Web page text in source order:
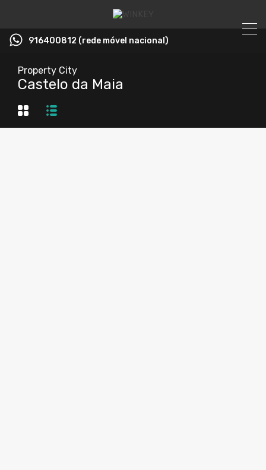
916400812 (rede móvel nacional)
Property City
Castelo da Maia